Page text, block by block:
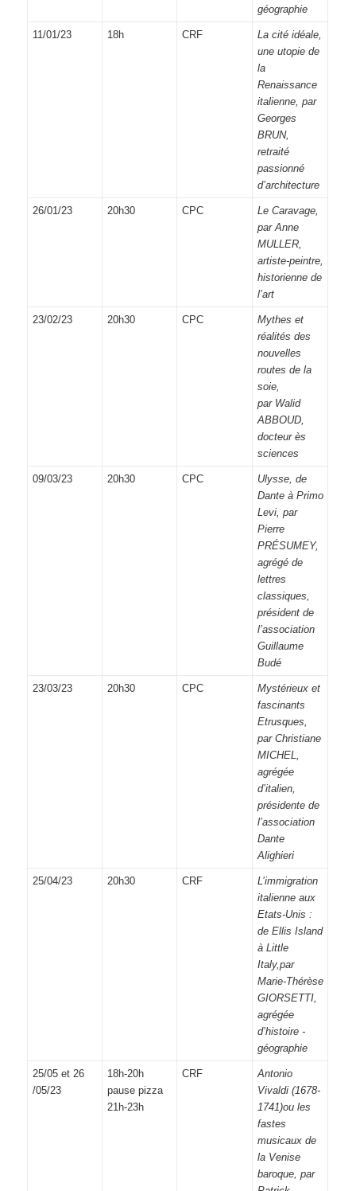
géographie
11/01/23 18h CRF
La cité idéale,
une utopie de
la
Renaissance
italienne, par
Georges
BRUN,
retraité
passionné
d’architecture
26/01/23 20h30 CPC
Le Caravage,
par Anne
MULLER,
artiste-peintre,
historienne de
l’art
23/02/23 20h30 CPC
Mythes et
réalités des
nouvelles
routes de la
soie,
par Walid
ABBOUD,
docteur ès
sciences
09/03/23 20h30 CPC
Ulysse, de
Dante à Primo
Levi, par
Pierre
PRÉSUMEY,
agrégé de
lettres
classiques,
président de
l’association
Guillaume
Budé
23/03/23 20h30 CPC
Mystérieux et
fascinants
Etrusques,
par Christiane
MICHEL,
agrégée
d’italien,
présidente de
l’association
Dante
Alighieri
25/04/23 20h30 CRF
L’immigration
italienne aux
Etats-Unis :
de Ellis Island
à Little
Italy,par
Marie-Thérèse
GIORSETTI,
agrégée
d’histoire -
géographie
25/05 et 26
/05/23
18h-20h
pause pizza
21h-23h
CRF
Antonio
Vivaldi (1678-
1741)ou les
fastes
musicaux de
la Venise
baroque, par